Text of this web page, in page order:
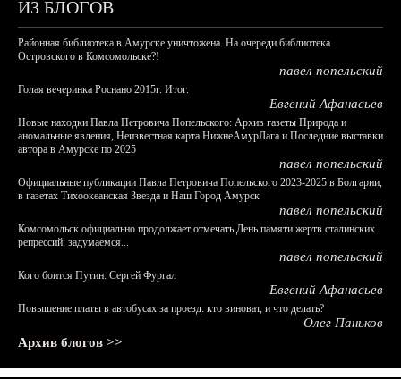
ИЗ БЛОГОВ
Районная библиотека в Амурске уничтожена. На очереди библиотека
Островского в Комсомольске?!
павел попельский
Голая вечеринка Роснано 2015г. Итог.
Евгений Афанасьев
Новые находки Павла Петровича Попельского: Архив газеты Природа и
аномальные явления, Неизвестная карта НижнеАмурЛага и Последние выставки
автора в Амурске по 2025
павел попельский
Официальные публикации Павла Петровича Попельского 2023-2025 в Болгарии,
в газетах Тихоокеанская Звезда и Наш Город Амурск
павел попельский
Комсомольск официально продолжает отмечать День памяти жертв сталинских
репрессий: задумаемся...
павел попельский
Кого боится Путин: Сергей Фургал
Евгений Афанасьев
Повышение платы в автобусах за проезд: кто виноват, и что делать?
Олег Паньков
Архив блогов >>